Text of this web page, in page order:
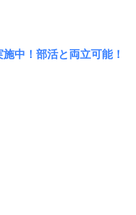
施中！部活と両立可能！